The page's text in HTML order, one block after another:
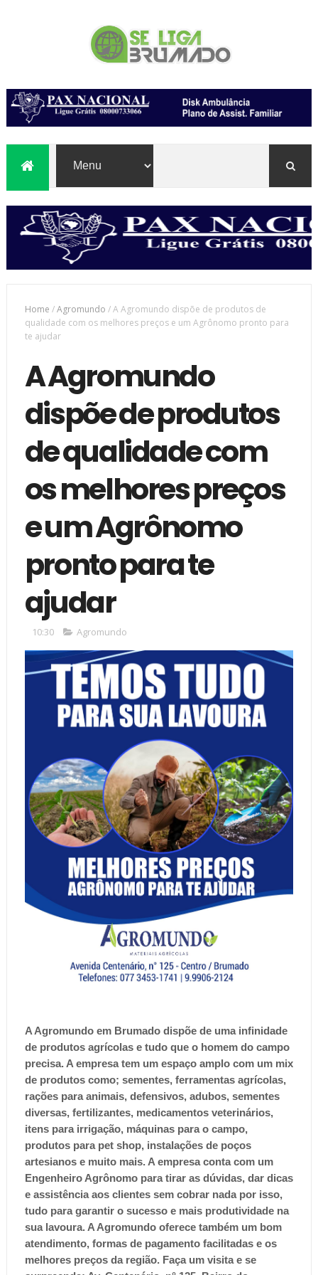
Home /Agromundo /A Agromundo dispõe de produtos de
qualidade com os melhores preços e um Agrônomo pronto para
te ajudar
A Agromundo
dispõe de produtos
de qualidade com
os melhores preços
e um Agrônomo
pronto para te
ajudar
10:30 Agromundo
A Agromundo em Brumado dispõe de uma infinidade
de produtos agrícolas e tudo que o homem do campo
precisa. A empresa tem um espaço amplo com um mix
de produtos como; sementes, ferramentas agrícolas,
rações para animais, defensivos, adubos, sementes
diversas, fertilizantes, medicamentos veterinários,
itens para irrigação, máquinas para o campo,
produtos para pet shop, instalações de poços
artesianos e muito mais. A empresa conta com um
Engenheiro Agrônomo para tirar as dúvidas, dar dicas
e assistência aos clientes sem cobrar nada por isso,
tudo para garantir o sucesso e mais produtividade na
sua lavoura. A Agromundo oferece também um bom
atendimento, formas de pagamento facilitadas e os
melhores preços da região. Faça um visita e se